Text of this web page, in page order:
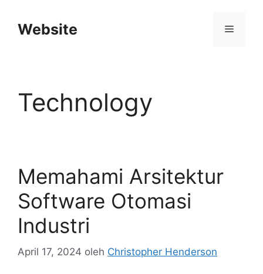
Website Menu
Technology
Memahami Arsitektur
Software Otomasi
Industri
April 17, 2024 oleh Christopher Henderson